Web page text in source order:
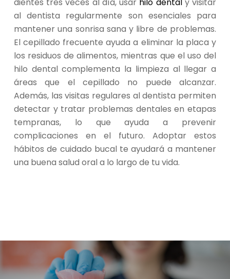
al dentista regularmente son esenciales para
mantener una sonrisa sana y libre de problemas.
El cepillado frecuente ayuda a eliminar la placa y
los residuos de alimentos, mientras que el uso del
hilo dental complementa la limpieza al llegar a
áreas que el cepillado no puede alcanzar.
Además, las visitas regulares al dentista permiten
detectar y tratar problemas dentales en etapas
tempranas, lo que ayuda a prevenir
complicaciones en el futuro. Adoptar estos
hábitos de cuidado bucal te ayudará a mantener
una buena salud oral a lo largo de tu vida.